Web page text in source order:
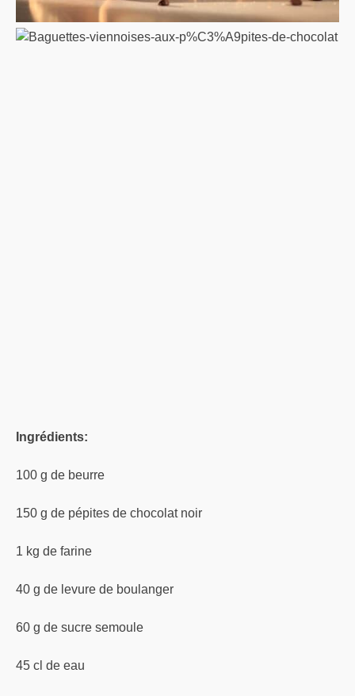
Ingrédients:
100 g de beurre
150 g de pépites de chocolat noir
1 kg de farine
40 g de levure de boulanger
60 g de sucre semoule
45 cl de eau